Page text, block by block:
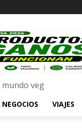
mundo veg
NEGOCIOS VIAJES